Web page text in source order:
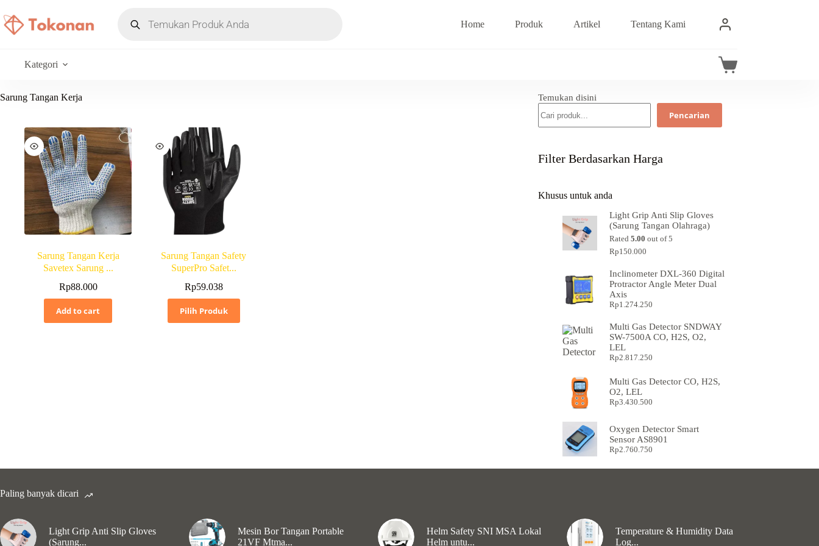
Home Produk Artikel Tentang Kami
Kategori
Sarung Tangan Kerja
Sarung Tangan Kerja
Savetex Sarung ...
Rp88.000
Add to cart
Sarung Tangan Safety
SuperPro Safet...
Rp59.038
Pilih Produk
Temukan disini
Pencarian
Filter Berdasarkan Harga
Khusus untuk anda
Light Grip Anti Slip Gloves
(Sarung Tangan Olahraga)
Rated5.00 out of 5
Rp150.000
Inclinometer DXL-360 Digital
Protractor Angle Meter Dual
Axis
Rp1.274.250
Multi Gas Detector SNDWAY
SW-7500A CO, H2S, O2,
LEL
Rp2.817.250
Multi Gas Detector CO, H2S,
O2, LEL
Rp3.430.500
Oxygen Detector Smart
Sensor AS8901
Rp2.760.750
Paling banyak dicari
Light Grip Anti Slip Gloves
(Sarung...
Mesin Bor Tangan Portable
21VF Mtma...
Helm Safety SNI MSA Lokal
Helm untu...
Temperature & Humidity Data
Log...